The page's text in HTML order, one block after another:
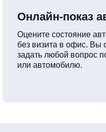
Оцените состояние
без визита в офис. Вы
задать любой вопрос
или автомобилю.
Онлайн-показ